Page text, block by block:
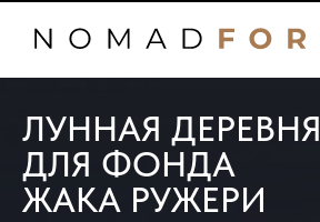
ЛУННАЯ ДЕРЕВНЯ
ДЛЯ ФОНДА
ЖАКА РУЖЕРИ